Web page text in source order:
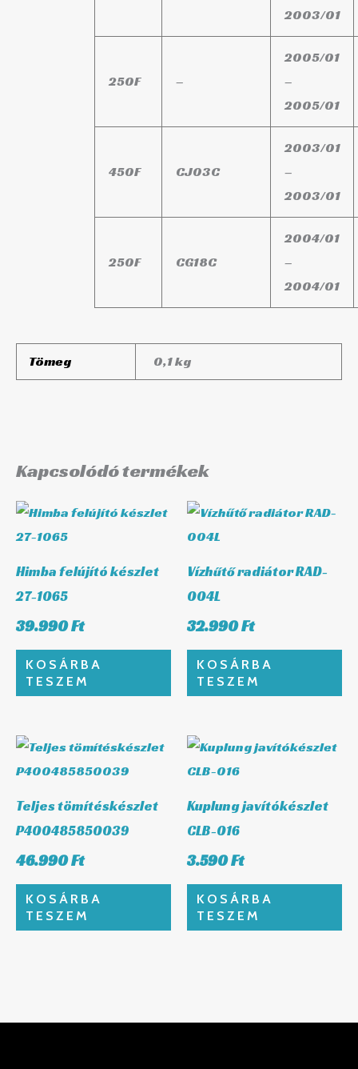
2003/01
250F –
2005/01
–
2005/01
450F CJ03C
2003/01
–
2003/01
250F CG18C
2004/01
–
2004/01
Tömeg 0,1 kg
Kapcsolódó termékek
Himba felújító készlet
27-1065
39.990Ft
KOSÁRBA
TESZEM
Vízhűtő radiátor RAD-
004L
32.990Ft
KOSÁRBA
TESZEM
Teljes tömítéskészlet
P400485850039
46.990Ft
KOSÁRBA
TESZEM
Kuplung javítókészlet
CLB-016
3.590Ft
KOSÁRBA
TESZEM